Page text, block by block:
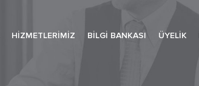
HIZMETLERIMIZ BILGI BANKASI ÜYELIK